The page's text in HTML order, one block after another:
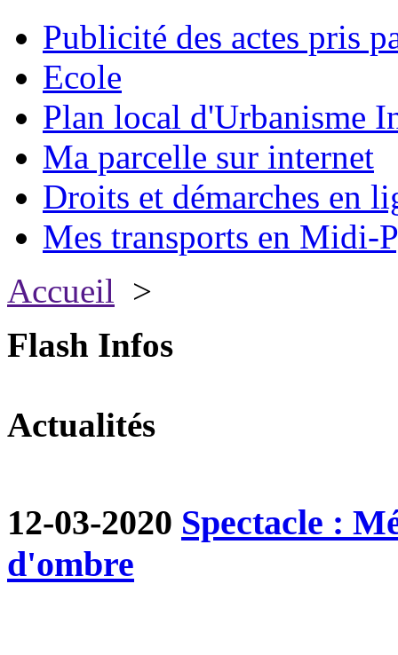
Publicité des actes pris
Ecole
Plan local d'Urbanisme
Ma parcelle sur internet
Droits et démarches en
Mes transports en Midi-
Accueil >
Flash Infos
Actualités
12-03-2020 Spectacle :
d'ombre